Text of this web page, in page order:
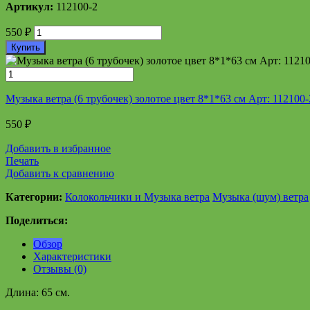
Артикул: 112100-2
550 ₽
Купить
Музыка ветра (6 трубочек) золотое цвет 8*1*63 см Арт:
550 ₽
Добавить в избранное
Печать
Добавить к сравнению
Категории: Колокольчики и Музыка ветра Музыка (шум) ветра
Поделиться:
Обзор
Характеристики
Отзывы (0)
Длина: 65 см.